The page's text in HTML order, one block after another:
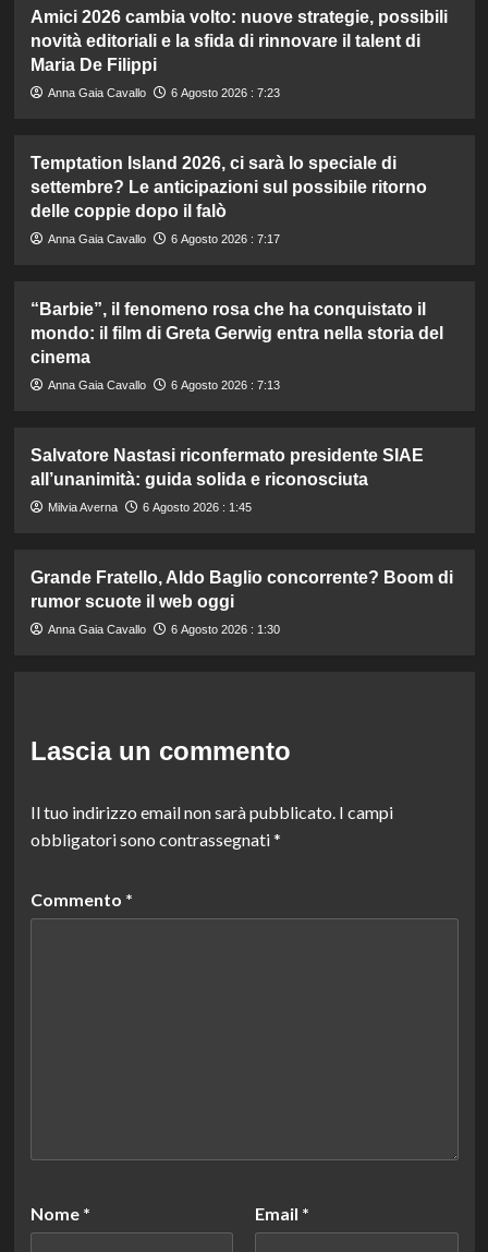
Amici 2026 cambia volto: nuove strategie, possibili
novità editoriali e la sfida di rinnovare il talent di
Maria De Filippi
Anna Gaia Cavallo 6 Agosto 2026 : 7:23
Temptation Island 2026, ci sarà lo speciale di
settembre? Le anticipazioni sul possibile ritorno
delle coppie dopo il falò
Anna Gaia Cavallo 6 Agosto 2026 : 7:17
“Barbie”, il fenomeno rosa che ha conquistato il
mondo: il film di Greta Gerwig entra nella storia del
cinema
Anna Gaia Cavallo 6 Agosto 2026 : 7:13
Salvatore Nastasi riconfermato presidente SIAE
all’unanimità: guida solida e riconosciuta
Milvia Averna 6 Agosto 2026 : 1:45
Grande Fratello, Aldo Baglio concorrente? Boom di
rumor scuote il web oggi
Anna Gaia Cavallo 6 Agosto 2026 : 1:30
Lascia un commento
Il tuo indirizzo email non sarà pubblicato. I campi
obbligatori sono contrassegnati*
Commento *
Nome * Email *